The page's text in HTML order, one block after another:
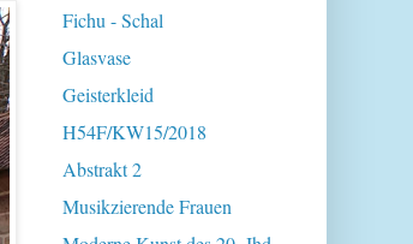
Fichu - Schal
Glasvase
Geisterkleid
H54F/KW15/2018
Abstrakt 2
Musikzierende Frauen